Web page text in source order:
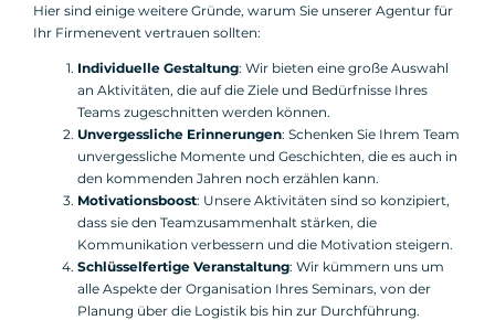
Hier sind einige weitere Gründe, warum Sie unserer Agentur für
Ihr Firmenevent vertrauen sollten:
Individuelle Gestaltung: Wir bieten eine große Auswahl
an Aktivitäten, die auf die Ziele und Bedürfnisse Ihres
Teams zugeschnitten werden können.
Unvergessliche Erinnerungen: Schenken Sie Ihrem Team
unvergessliche Momente und Geschichten, die es auch in
den kommenden Jahren noch erzählen kann.
Motivationsboost: Unsere Aktivitäten sind so konzipiert,
dass sie den Teamzusammenhalt stärken, die
Kommunikation verbessern und die Motivation steigern.
Schlüsselfertige Veranstaltung: Wir kümmern uns um
alle Aspekte der Organisation Ihres Seminars, von der
Planung über die Logistik bis hin zur Durchführung.